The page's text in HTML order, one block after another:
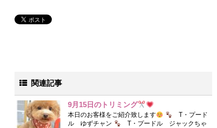
関連記事
9月15日のトリミング
本日のお客様をご紹介致します
T・プード
ル ゆずチャン
T・プードル ジャックちゃ